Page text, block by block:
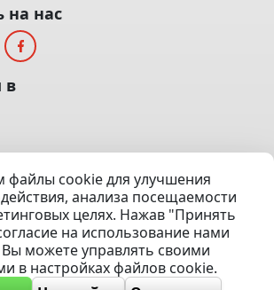
авто: 5 этаж)
— Продажа, выкуп и обмен | УНП
Минск
файлы cookie для улучшения
анализа посещаемости
целях. Нажав "Принять
на использование нами
можете управлять своими
в настройках файлов cookie.
на нас
в